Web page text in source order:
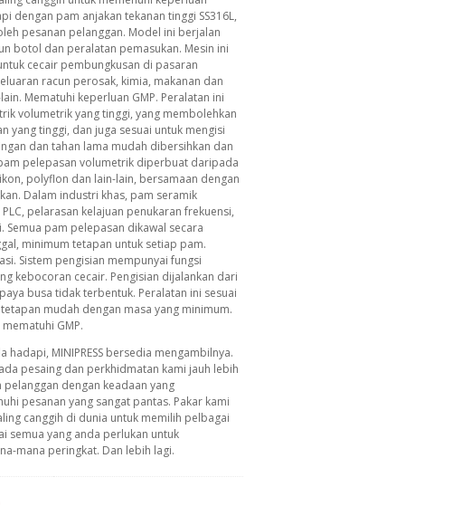
dengan pam anjakan tekanan tinggi SS316L,
pesanan pelanggan. Model ini berjalan
botol dan peralatan pemasukan. Mesin ini
cecair pembungkusan di pasaran
racun perosak, kimia, makanan dan
Mematuhi keperluan GMP. Peralatan ini
volumetrik yang tinggi, yang membolehkan
yang tinggi, dan juga sesuai untuk mengisi
dan tahan lama mudah dibersihkan dan
pelepasan volumetrik diperbuat daripada
polyflon dan lain-lain, bersamaan dengan
Dalam industri khas, pam seramik
pelarasan kelajuan penukaran frekuensi,
Semua pam pelepasan dikawal secara
minimum tetapan untuk setiap pam.
Sistem pengisian mempunyai fungsi
kebocoran cecair. Pengisian dijalankan dari
busa tidak terbentuk. Peralatan ini sesuai
mudah dengan masa yang minimum.
GMP.
hadapi, MINIPRESS bersedia mengambilnya.
pesaing dan perkhidmatan kami jauh lebih
dengan keadaan yang
pesanan yang sangat pantas. Pakar kami
canggih di dunia untuk memilih pelbagai
semua yang anda perlukan untuk
mana peringkat. Dan lebih lagi.